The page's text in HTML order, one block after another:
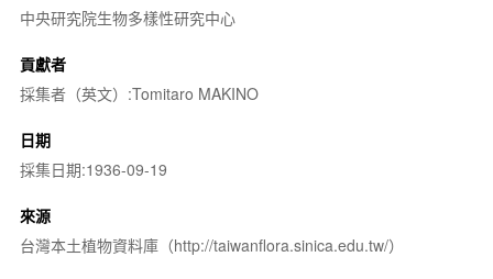
中央研究院生物多樣性研究中心
貢獻者
採集者（英文）:Tomitaro MAKINO
日期
採集日期:1936-09-19
來源
台灣本土植物資料庫（http://taiwanflora.sinica.edu.tw/）